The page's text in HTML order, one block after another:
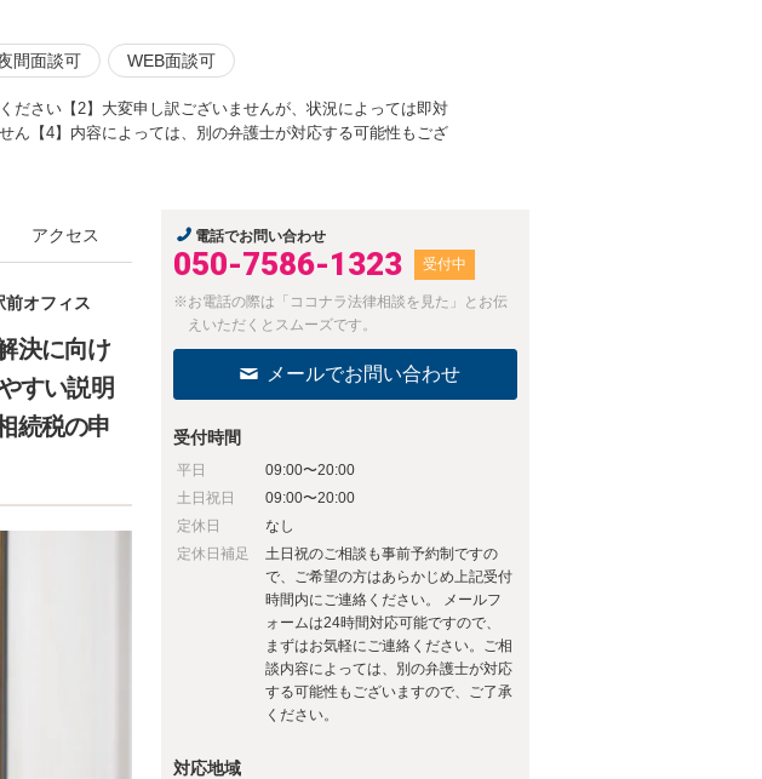
間面談可 WEB面談可
ださい【2】大変申し訳ございませんが、状況によっては即対
ん【4】内容によっては、別の弁護士が対応する可能性もござ
アクセス
前オフィス
決に向け
すい説明
続税の申
電話でお問い合わせ
050-7586-1323 受付中
※お電話の際は「ココナラ法律相談を見た」とお伝
えいただくとスムーズです。
メールでお問い合わせ
受付時間
平日
09:00〜20:00
土日祝日
09:00〜20:00
定休日
なし
定休日補足
土日祝のご相談も事前予約制ですの
で、ご希望の方はあらかじめ上記受付
時間内にご連絡ください。 メールフ
ォームは24時間対応可能ですので、
まずはお気軽にご連絡ください。ご相
談内容によっては、別の弁護士が対応
する可能性もございますので、ご了承
ください。
対応地域